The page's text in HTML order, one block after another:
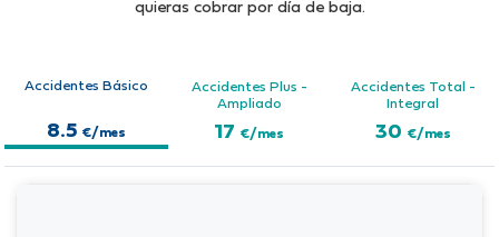
quieras cobrar por día de baja.
Accidentes Básico
8.5 €/mes
Accidentes Plus -
Ampliado
17€/mes
Accidentes Total -
Integral
30 €/mes